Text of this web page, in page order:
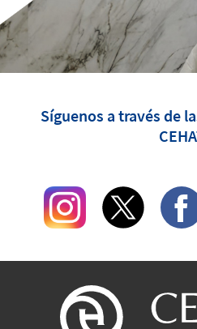
Síguenos a través de